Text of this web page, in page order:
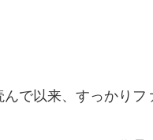
んで以来、すっかり